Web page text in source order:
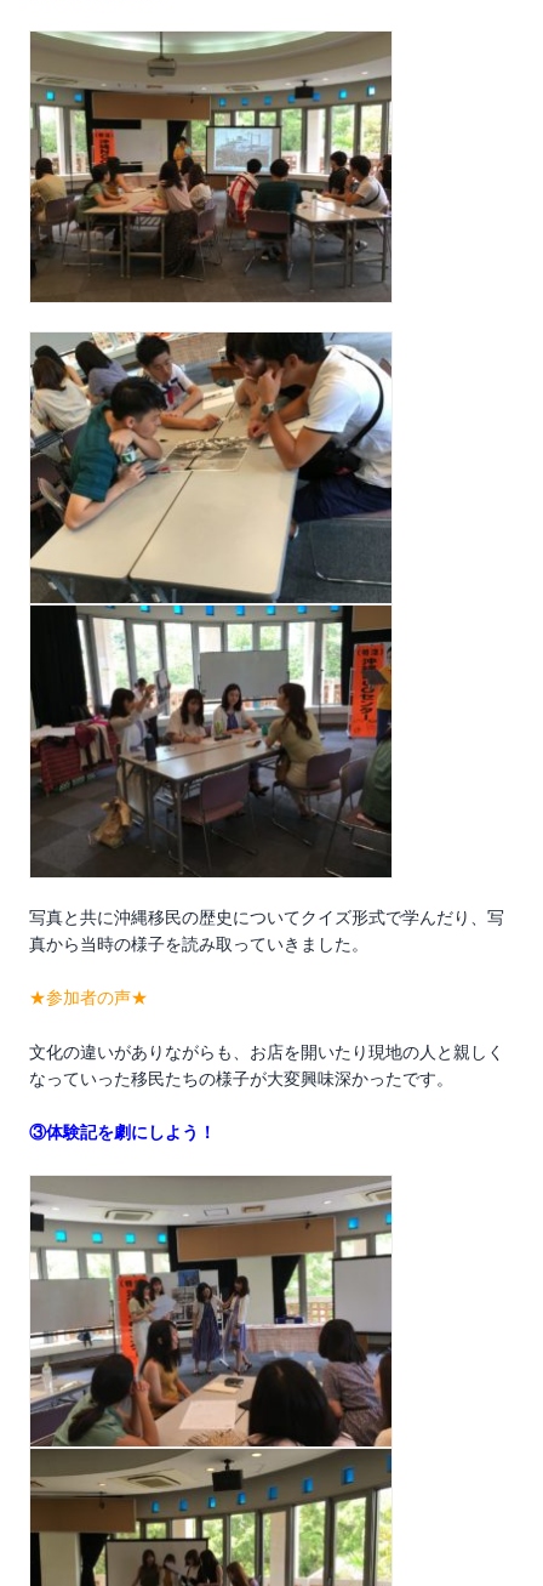
写真と共に沖縄移民の歴史についてクイズ形式で学んだり、写
真から当時の様子を読み取っていきました。
★参加者の声★
文化の違いがありながらも、お店を開いたり現地の人と親しく
なっていった移民たちの様子が大変興味深かったです。
③体験記を劇にしよう！